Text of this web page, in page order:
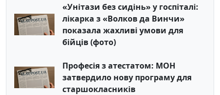
«Унітази без сидінь» у госпіталі:
лікарка з «Волков да Винчи»
показала жахливі умови для
бійців (фото)
Професія з атестатом: МОН
затвердило нову програму для
старшокласників